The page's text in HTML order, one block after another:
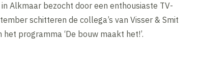
Alkmaar bezocht door een enthousiaste TV-
schitteren de collega’s van Visser & Smit
programma ‘De bouw maakt het!’.